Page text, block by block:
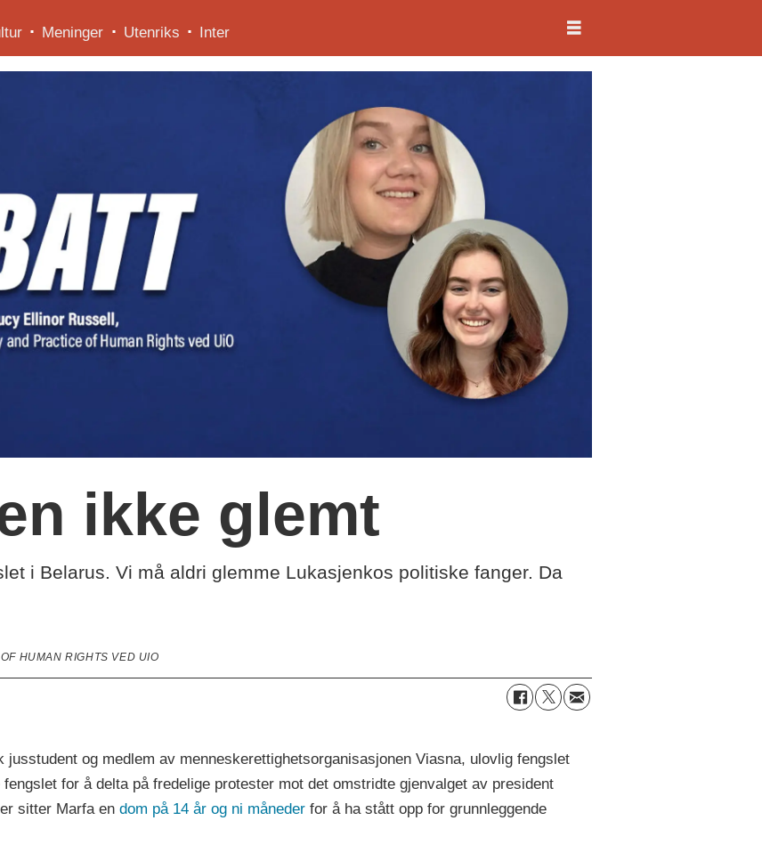
Meninger Utenriks Inter
ikke glemt
i Belarus. Vi må aldri glemme Lukasjenkos politiske fanger. Da
HUMAN RIGHTS VED UIO
og medlem av menneskerettighetsorganisasjonen Viasna, ulovlig fengslet
for å delta på fredelige protester mot det omstridte gjenvalget av president
sitter Marfa en dom på 14 år og ni månederfor å ha stått opp for grunnleggende